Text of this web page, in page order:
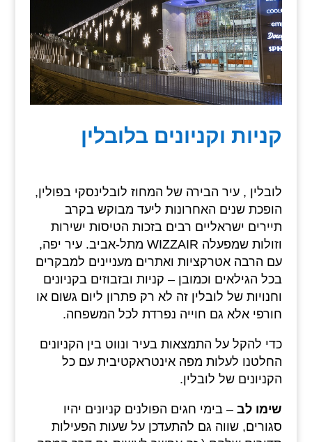
קניות וקניונים בלובלין
לובלין , עיר הבירה של המחוז לובלינסקי בפולין,
הופכת שנים האחרונות ליעד מבוקש בקרב
תיירים ישראליים רבים בזכות הטיסות ישירות
וזולות שמפעלה WIZZAIR מתל-אביב. עיר יפה,
עם הרבה אטרקציות ואתרים מעניינים למבקרים
בכל הגילאים וכמובן – קניות ובזבוזים בקניונים
וחנויות של לובלין זה לא רק פתרון ליום גשום או
חורפי אלא גם חוייה נפרדת לכל המשפחה.
כדי להקל על התמצאות בעיר ונווט בין הקניונים
החלטנו לעלות מפה אינטראקטיבית עם כל
הקניונים של לובלין.
שימו לב– בימי חגים הפולנים קניונים יהיו
סגורים, שווה גם להתעדכן על שעות הפעילות